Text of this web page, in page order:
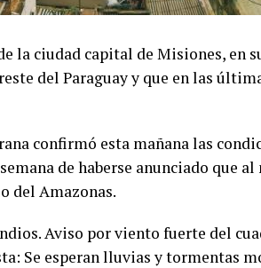
la ciudad capital de Misiones, en
del Paraguay y que en las
confirmó esta mañana las
de haberse anunciado que
del Amazonas.
Aviso por viento fuerte del
Se esperan lluvias y tormentas